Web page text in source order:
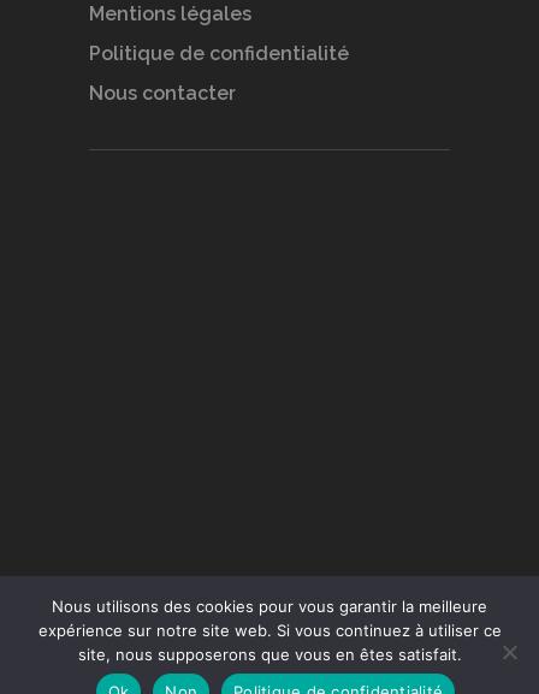
Mentions légales
Politique de confidentialité
Nous contacter
Conception du site :Agence Jus de Citron
Nous utilisons des cookies pour vous garantir la meilleure
expérience sur notre site web. Si vous continuez à utiliser ce
site, nous supposerons que vous en êtes satisfait.